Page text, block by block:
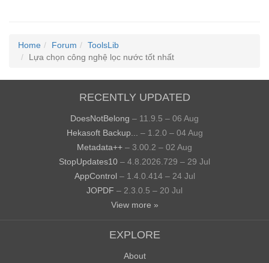
Home Forum
ToolsLib
Lựa chọn công nghệ lọc nước tốt nhất
RECENTLY UPDATED
DoesNotBelong – 11.9.5 – 06 Aug
Hekasoft Backup...
– 1.2.0 – 04 Aug
Metadata++ – 3.00.2 – 02 Aug
StopUpdates10 – 4.8.2026.729 – 29 Jul
AppControl – 1.4.0.414 – 24 Jul
JOPDF – 2.3.0.5 – 20 Jul
View more »
EXPLORE
About